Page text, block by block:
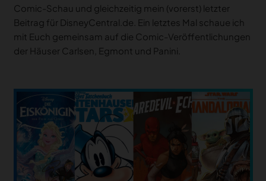
Comic-Schau und gleichzeitig mein (vorerst) letzter
Beitrag für DisneyCentral.de. Ein letztes Mal schaue ich
mit Euch gemeinsam auf die Comic-Veröffentlichungen
der Häuser Carlsen, Egmont und Panini.